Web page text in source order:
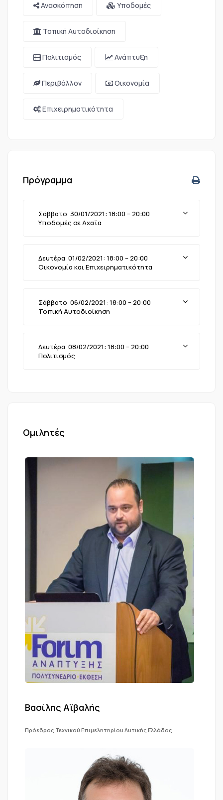
Ανασκόπηση Υποδομές
Τοπική Αυτοδιοίκηση
Πολιτισμός Ανάπτυξη
Περιβάλλον Οικονομία
Επιχειρηματικότητα
Πρόγραμμα
Σάββατο 30/01/2021: 18:00 – 20:00
Υποδομές σε Αχαΐα
Δευτέρα 01/02/2021: 18:00 – 20:00
Οικονομία και Επιχειρηματικότητα
Σάββατο 06/02/2021: 18:00 – 20:00
Τοπική Αυτοδιοίκηση
Δευτέρα 08/02/2021: 18:00 – 20:00
Πολιτισμός
Ομιλητές
Βασίλης Αϊβαλής
Πρόεδρος Τεχνικού Επιμελητηρίου Δυτικής Ελλάδος